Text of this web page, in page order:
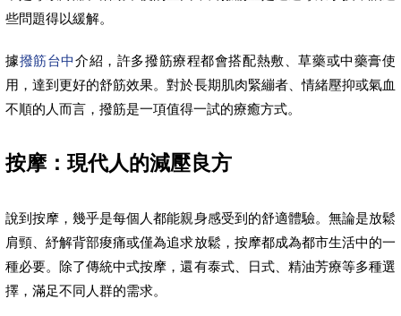
些問題得以緩解。
據撥筋台中介紹，許多撥筋療程都會搭配熱敷、草藥或中藥膏使
用，達到更好的舒筋效果。對於長期肌肉緊繃者、情緒壓抑或氣血
不順的人而言，撥筋是一項值得一試的療癒方式。
按摩：現代人的減壓良方
說到按摩，幾乎是每個人都能親身感受到的舒適體驗。無論是放鬆
肩頸、紓解背部痠痛或僅為追求放鬆，按摩都成為都市生活中的一
種必要。除了傳統中式按摩，還有泰式、日式、精油芳療等多種選
擇，滿足不同人群的需求。